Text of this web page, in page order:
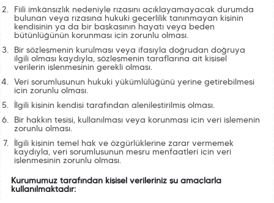
Fiili imkânsızlık nedeniyle rızasını açıklayamayacak durumda
bulunan veya rızasına hukuki geçerlilik tanınmayan kişinin
kendisinin ya da bir başkasının hayatı veya beden
bütünlüğünün korunması için zorunlu olması.
Bir sözleşmenin kurulması veya ifasıyla doğrudan doğruya
ilgili olması kaydıyla, sözleşmenin taraflarına ait kişisel
verilerin işlenmesinin gerekli olması.
Veri sorumlusunun hukuki yükümlülüğünü yerine getirebilmesi
için zorunlu olması.
İlgili kişinin kendisi tarafından alenileştirilmiş olması.
Bir hakkın tesisi, kullanılması veya korunması için veri işlemenin
zorunlu olması.
İlgili kişinin temel hak ve özgürlüklerine zarar vermemek
kaydıyla, veri sorumlusunun meşru menfaatleri için veri
işlenmesinin zorunlu olması.
Kurumumuz tarafından kişisel verileriniz şu amaçlarla
kullanılmaktadır: